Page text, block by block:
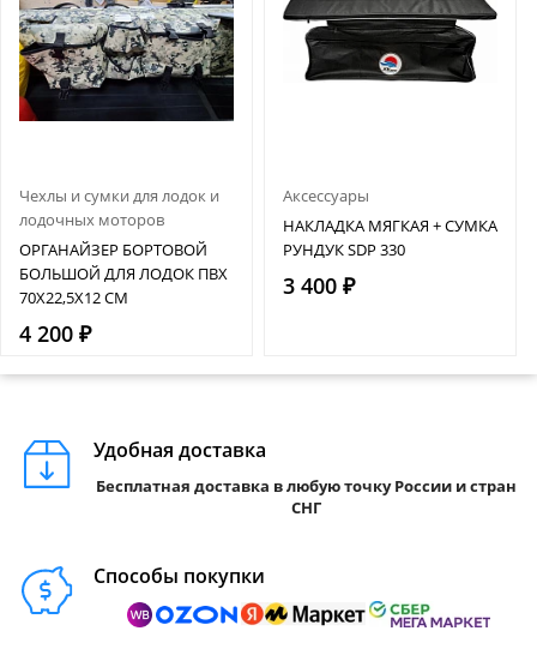
Чехлы и сумки для лодок и
лодочных моторов
ОРГАНАЙЗЕР БОРТОВОЙ
БОЛЬШОЙ ДЛЯ ЛОДОК ПВХ
70Х22,5Х12 СМ
4 200 ₽
Аксессуары
НАКЛАДКА МЯГКАЯ + СУМКА
РУНДУК SDP 330
3 400 ₽
Удобная доставка
Бесплатная доставка в любую точку России и стран
СНГ
Способы покупки